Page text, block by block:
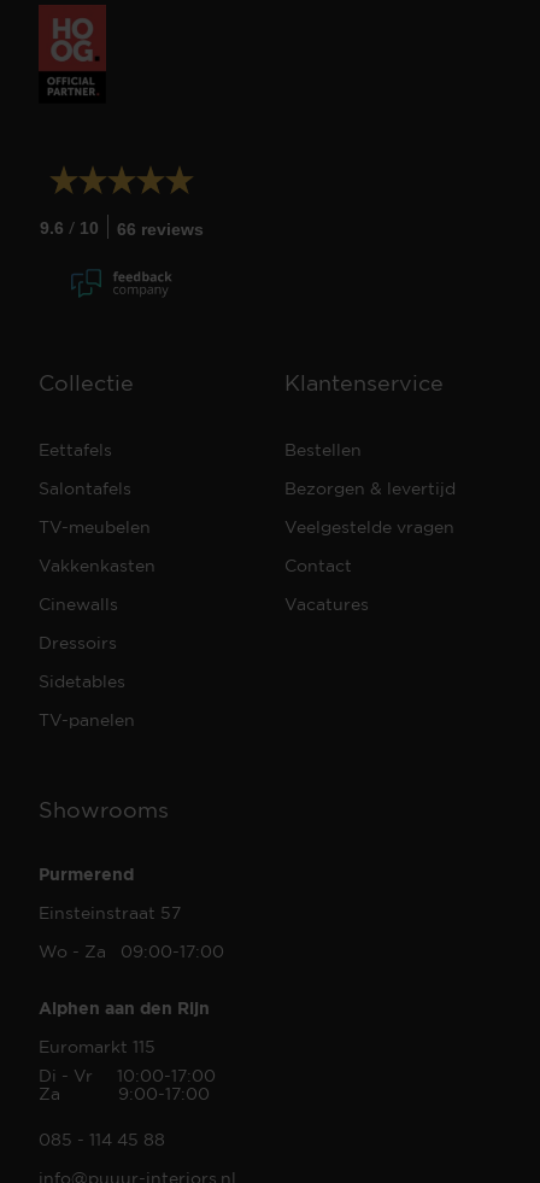
9.6 / 10 66 reviews
Collectie
Eettafels
Salontafels
TV-meubelen
Vakkenkasten
Cinewalls
Dressoirs
Sidetables
TV-panelen
Klantenservice
Bestellen
Bezorgen & levertijd
Veelgestelde vragen
Contact
Vacatures
Showrooms
Purmerend
Einsteinstraat 57
Wo - Za 09:00-17:00
Alphen aan den Rijn
Euromarkt 115
Di - Vr 10:00-17:00
Za 9:00-17:00
085 - 114 45 88
info@puuur-interiors.nl